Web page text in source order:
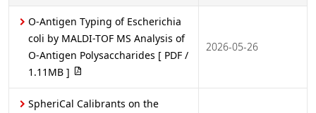
O-Antigen Typing of Escherichia
coli by MALDI-TOF MS Analysis of
O-Antigen Polysaccharides [ PDF /
1.11MB ]
2026-05-26
SpheriCal Calibrants on the